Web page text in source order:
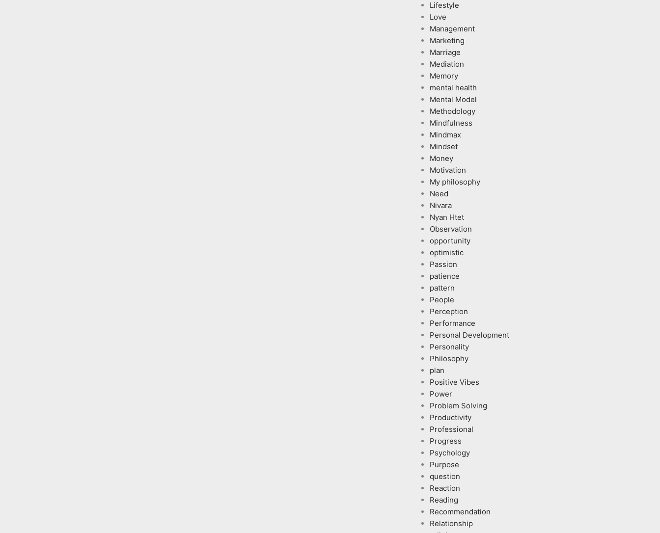
Lifestyle
Love
Management
Marketing
Marriage
Mediation
Memory
mental health
Mental Model
Methodology
Mindfulness
Mindmax
Mindset
Money
Motivation
My philosophy
Need
Nivara
Nyan Htet
Observation
opportunity
optimistic
Passion
patience
pattern
People
Perception
Performance
Personal Development
Personality
Philosophy
plan
Positive Vibes
Power
Problem Solving
Productivity
Professional
Progress
Psychology
Purpose
question
Reaction
Reading
Recommendation
Relationship